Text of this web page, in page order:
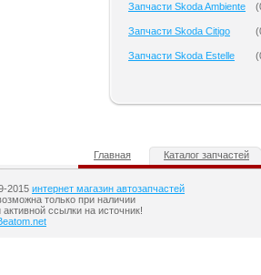
Запчасти Skoda Ambiente (
Запчасти Skoda Citigo (
Запчасти Skoda Estelle (
Главная Каталог запчастей
2015 интернет магазин автозапчастей
только при наличии
ссылки на источник!